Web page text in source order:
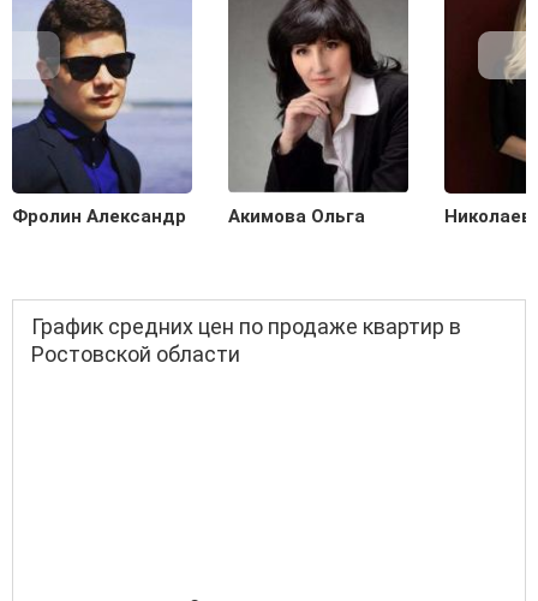
Фролин Александр Акимова Ольга
График средних цен по продаже квартир в
Ростовской области